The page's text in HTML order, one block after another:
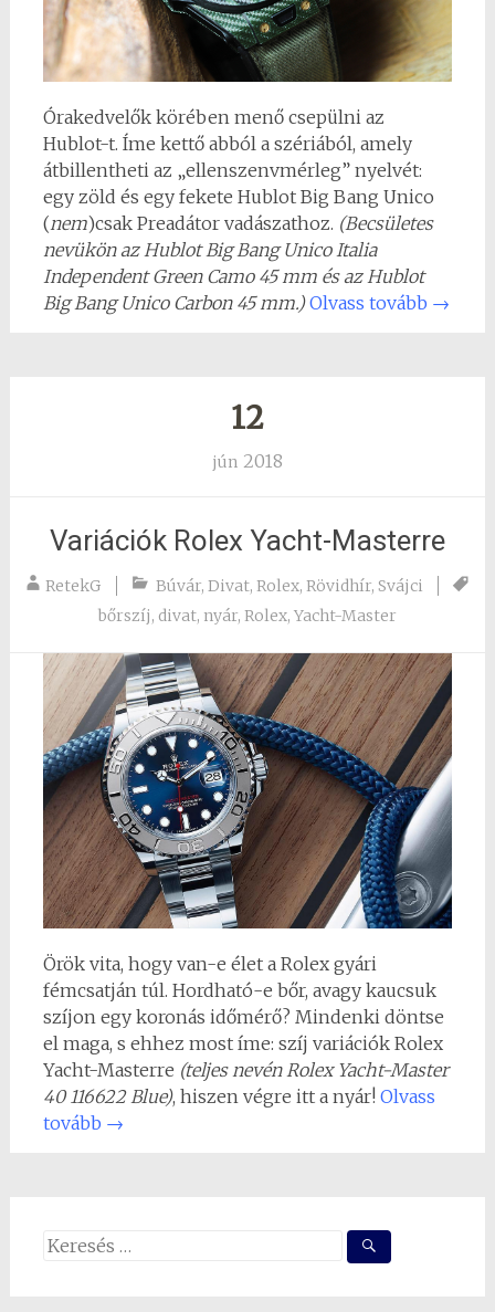
Órakedvelők körében menő csepülni az
Hublot-t. Íme kettő abból a szériából, amely
átbillentheti az „ellenszenvmérleg” nyelvét:
egy zöld és egy fekete Hublot Big Bang Unico
(nem)csak Preadátor vadászathoz. (Becsületes
nevükön az Hublot Big Bang Unico Italia
Independent Green Camo 45 mm és az Hublot
Big Bang Unico Carbon 45 mm.) Olvass tovább →
12
jún 2018
Variációk Rolex Yacht-Masterre
RetekG Búvár, Divat, Rolex, Rövidhír, Svájci
bőrszíj, divat, nyár, Rolex, Yacht-Master
Örök vita, hogy van-e élet a Rolex gyári
fémcsatján túl. Hordható-e bőr, avagy kaucsuk
szíjon egy koronás időmérő? Mindenki döntse
el maga, s ehhez most íme: szíj variációk Rolex
Yacht-Masterre (teljes nevén Rolex Yacht-Master
40 116622 Blue), hiszen végre itt a nyár! Olvass
tovább →
Search